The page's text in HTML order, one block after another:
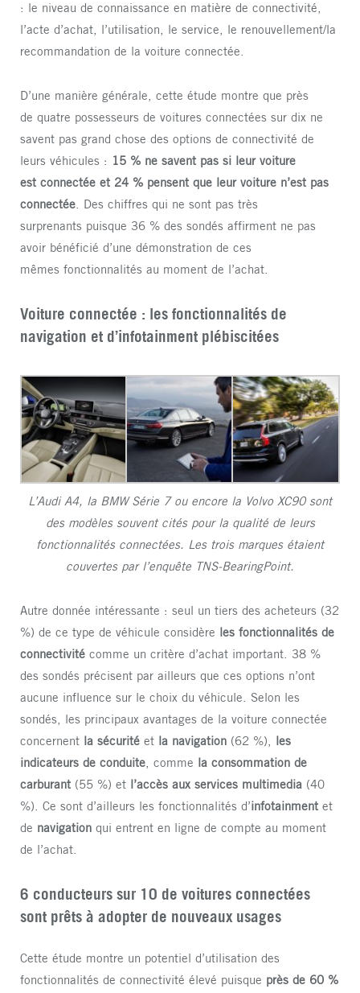
: le niveau de connaissance en matière de connectivité,
l’acte d’achat, l’utilisation, le service, le renouvellement/la
recommandation de la voiture connectée.
D’une manière générale, cette étude montre que près
de quatre possesseurs de voitures connectées sur dix ne
savent pas grand chose des options de connectivité de
leurs véhicules : 15 % ne savent pas si leur voiture
est connectée et 24 % pensent que leur voiture n’est pas
connectée . Des chiffres qui ne sont pas très
surprenants puisque 36 % des sondés affirment ne pas
avoir bénéficié d’une démonstration de ces
mêmes fonctionnalités au moment de l’achat.
Voiture connectée : les fonctionnalités de
navigation et d’infotainment plébiscitées
L’Audi A4, la BMW Série 7 ou encore la Volvo XC90 sont
des modèles souvent cités pour la qualité de leurs
fonctionnalités connectées. Les trois marques étaient
couvertes par l’enquête TNS-BearingPoint.
Autre donnée intéressante : seul un tiers des acheteurs (32
%) de ce type de véhicule considère les fonctionnalités de
connectivité comme un critère d’achat important. 38 %
des sondés précisent par ailleurs que ces options n’ont
aucune influence sur le choix du véhicule. Selon les
sondés, les principaux avantages de la voiture connectée
concernent la sécurité et la navigation (62 %), les
indicateurs de conduite , comme la consommation de
carburant (55 %) et l’accès aux services multimedia (40
%). Ce sont d’ailleurs les fonctionnalités d’infotainment et
de navigation qui entrent en ligne de compte au moment
de l’achat.
6 conducteurs sur 10 de voitures connectées
sont prêts à adopter de nouveaux usages
Cette étude montre un potentiel d’utilisation des
fonctionnalités de connectivité élevé puisque près de 60 %